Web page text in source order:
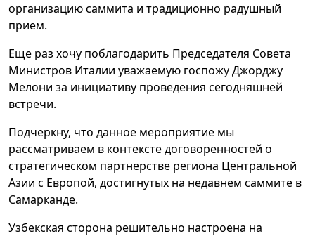
организацию саммита и традиционно радушный
прием.
Еще раз хочу поблагодарить Председателя Совета
Министров Италии уважаемую госпожу Джорджу
Мелони за инициативу проведения сегодняшней
встречи.
Подчеркну, что данное мероприятие мы
рассматриваем в контексте договоренностей о
стратегическом партнерстве региона Центральной
Азии с Европой, достигнутых на недавнем саммите в
Самарканде.
Узбекская сторона решительно настроена на